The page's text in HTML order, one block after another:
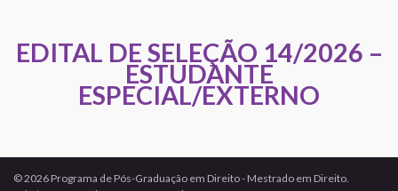
EDITAL DE SELEÇÃO 14/2026 –
ESTUDANTE
ESPECIAL/EXTERNO
© 2026 Programa de Pós-Graduação em Direito - Mestrado em Direito.